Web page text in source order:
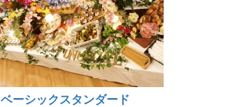
ベーシックスタンダード